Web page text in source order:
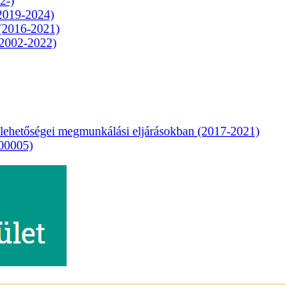
2024)
2021)
2022)
megmunkálási eljárásokban (2017-2021)